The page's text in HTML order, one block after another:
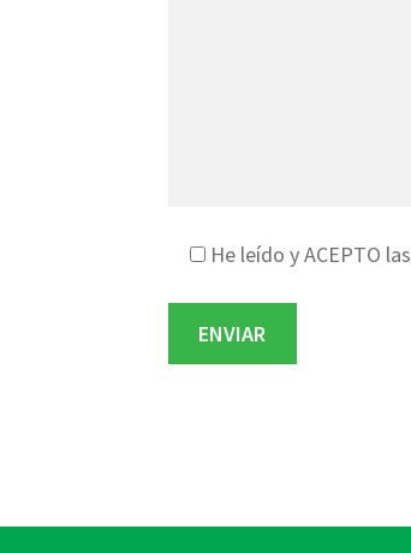
He leído y ACEPTO las